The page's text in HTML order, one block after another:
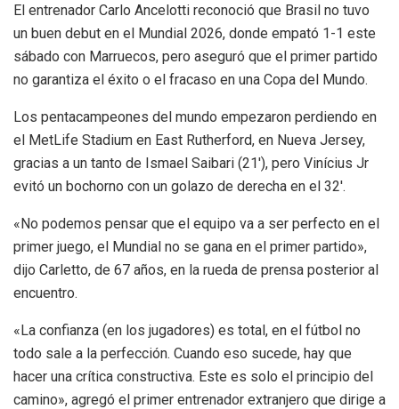
El entrenador Carlo Ancelotti reconoció que Brasil no tuvo
un buen debut en el Mundial 2026, donde empató 1-1 este
sábado con Marruecos, pero aseguró que el primer partido
no garantiza el éxito o el fracaso en una Copa del Mundo.
Los pentacampeones del mundo empezaron perdiendo en
el MetLife Stadium en East Rutherford, en Nueva Jersey,
gracias a un tanto de Ismael Saibari (21′), pero Vinícius Jr
evitó un bochorno con un golazo de derecha en el 32′.
«No podemos pensar que el equipo va a ser perfecto en el
primer juego, el Mundial no se gana en el primer partido»,
dijo Carletto, de 67 años, en la rueda de prensa posterior al
encuentro.
«La confianza (en los jugadores) es total, en el fútbol no
todo sale a la perfección. Cuando eso sucede, hay que
hacer una crítica constructiva. Este es solo el principio del
camino», agregó el primer entrenador extranjero que dirige a